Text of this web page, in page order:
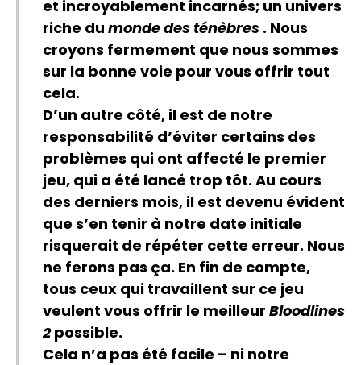
et incroyablement incarnés; un univers
riche du monde des ténèbres . Nous
croyons fermement que nous sommes
sur la bonne voie pour vous offrir tout
cela.
D’un autre côté, il est de notre
responsabilité d’éviter certains des
problèmes qui ont affecté le premier
jeu, qui a été lancé trop tôt. Au cours
des derniers mois, il est devenu évident
que s’en tenir à notre date initiale
risquerait de répéter cette erreur. Nous
ne ferons pas ça. En fin de compte,
tous ceux qui travaillent sur ce jeu
veulent vous offrir le meilleur Bloodlines
2possible.
Cela n’a pas été facile – ni notre